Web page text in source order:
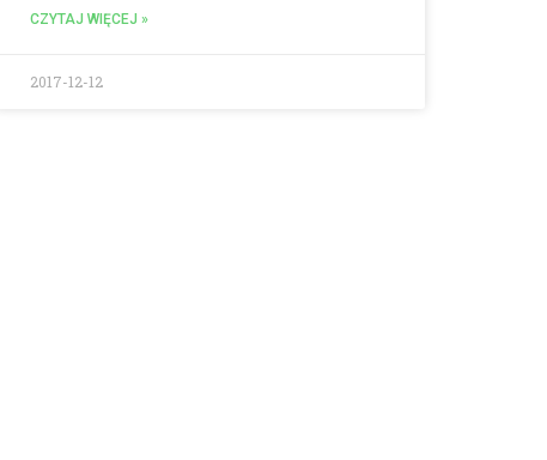
CZYTAJ WIĘCEJ »
2017-12-12